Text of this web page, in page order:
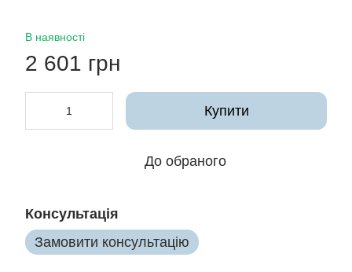
В наявності
2 601 грн
Купити
До обраного
Консультація
Замовити консультацію